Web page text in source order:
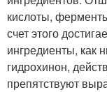
кислоты,
счет этого
ингредиенты, как
гидрохинон,
препятствуют